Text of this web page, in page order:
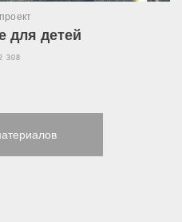
для детей
308